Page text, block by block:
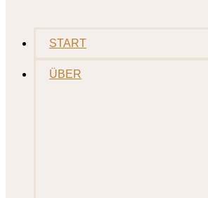
START
ÜBER